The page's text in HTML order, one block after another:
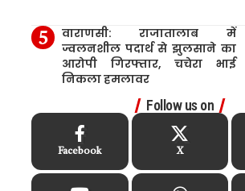
वाराणसी: राजातालाब में
ज्वलनशील पदार्थ से झुलसाने का
आरोपी गिरफ्तार, चचेरा भाई
निकला हमलावर
Follow us on
Facebook X